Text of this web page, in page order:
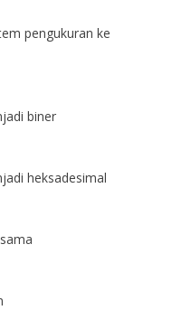
pengukuran ke
biner
heksadesimal